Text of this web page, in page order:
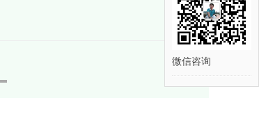
微信咨询